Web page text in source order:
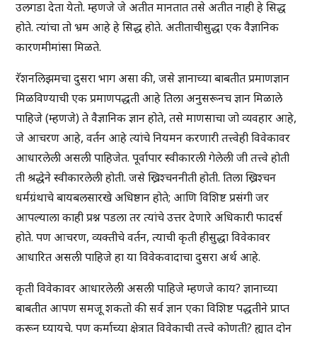
उलगडा देता येतो. म्हणजे जे अतीत मानतात तसे अतीत नाही हे सिद्ध
होते. त्यांचा तो भ्रम आहे हे सिद्ध होते. अतीताचीसुद्धा एक वैज्ञानिक
कारणमीमांसा मिळते.
रॅशनलिझमचा दुसरा भाग असा की, जसे ज्ञानाच्या बाबतीत प्रमाणज्ञान
मिळविण्याची एक प्रमाणपद्धती आहे तिला अनुसरूनच ज्ञान मिळाले
पाहिजे (म्हणजे) ते वैज्ञानिक ज्ञान होते, तसे माणसाचा जो व्यवहार आहे,
जे आचरण आहे, वर्तन आहे त्यांचे नियमन करणारी तत्त्वेही विवेकावर
आधारलेली असली पाहिजेत. पूर्वापार स्वीकारली गेलेली जी तत्त्वे होती
ती श्रद्धेने स्वीकारलेली होती. जसे ख्रिश्चननीती होती. तिला ख्रिश्चन
धर्मग्रंथाचे बायबलसारखे अधिष्ठान होते; आणि विशिष्ट प्रसंगी जर
आपल्याला काही प्रश्न पडला तर त्यांचे उत्तर देणारे अधिकारी फादर्स
होते. पण आचरण, व्यक्तीचे वर्तन, त्याची कृती हीसुद्धा विवेकावर
आधारित असली पाहिजे हा या विवेकवादाचा दुसरा अर्थ आहे.
कृती विवेकावर आधारलेली असली पाहिजे म्हणजे काय? ज्ञानाच्या
बाबतीत आपण समजू शकतो की सर्व ज्ञान एका विशिष्ट पद्धतीने प्राप्त
करून घ्यायचे. पण कर्माच्या क्षेत्रात विवेकाची तत्त्वे कोणती? ह्यात दोन